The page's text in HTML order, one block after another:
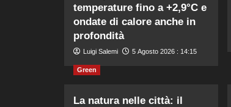
temperature fino a +2,9°C e
ondate di calore anche in
profondità
Luigi Salemi 5 Agosto 2026 : 14:15
Green
La natura nelle città: il